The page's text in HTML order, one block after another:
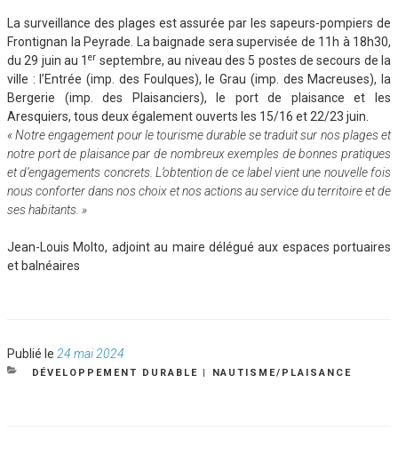
La surveillance des plages est assurée par les sapeurs-pompiers de
Frontignan la Peyrade. La baignade sera supervisée de 11h à 18h30,
du 29 juin au 1er septembre, au niveau des 5 postes de secours de la
ville : l’Entrée (imp. des Foulques), le Grau (imp. des Macreuses), la
Bergerie (imp. des Plaisanciers), le port de plaisance et les
Aresquiers, tous deux également ouverts les 15/16 et 22/23 juin.
« Notre engagement pour le tourisme durable se traduit sur nos plages et
notre port de plaisance par de nombreux exemples de bonnes pratiques
et d’engagements concrets. L’obtention de ce label vient une nouvelle fois
nous conforter dans nos choix et nos actions au service du territoire et de
ses habitants. »
Jean-Louis Molto, adjoint au maire délégué aux espaces portuaires
et balnéaires
Publié le Publié
le
24 mai 2024
CATÉGORIES
DÉVELOPPEMENT DURABLE NAUTISME/PLAISANCE